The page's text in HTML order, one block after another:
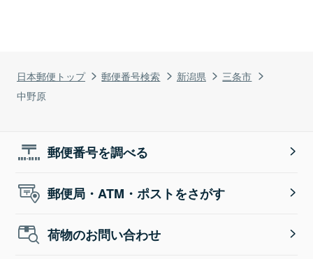
日本郵便トップ 郵便番号検索 新潟県
三条市
中野原
郵便番号を調べる
郵便局・ATM・ポストをさがす
荷物のお問い合わせ